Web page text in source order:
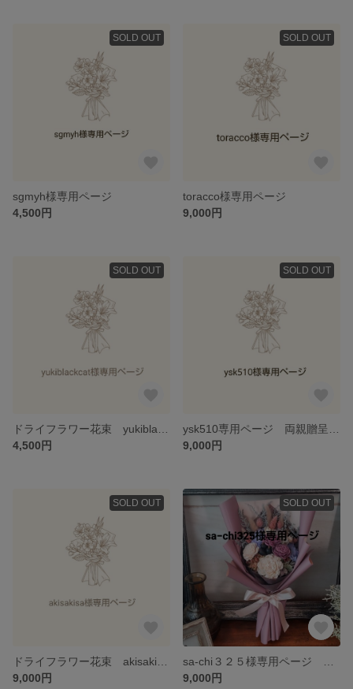
SOLD OUT
sgmyh様専用ページ
4,500円
SOLD OUT
toracco様専用ページ
9,000円
SOLD OUT
4,500円
SOLD OUT
9,000円
SOLD OUT
9,000円
SOLD OUT
9,000円